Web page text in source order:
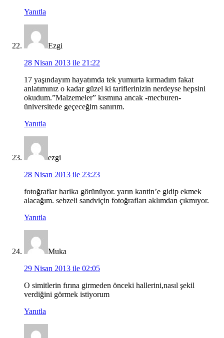
Yanıtla
Ezgi
28 Nisan 2013 ile 21:22
17 yaşındayım hayatımda tek yumurta kırmadım fakat
anlatımınız o kadar güzel ki tariflerinizin nerdeyse hepsini
okudum.”Malzemeler” kısmına ancak -mecburen-
üniversitede geçeceğim sanırım.
Yanıtla
ezgi
28 Nisan 2013 ile 23:23
fotoğraflar harika görünüyor. yarın kantin’e gidip ekmek
alacağım. sebzeli sandviçin fotoğrafları aklımdan çıkmıyor.
Yanıtla
Muka
29 Nisan 2013 ile 02:05
O simitlerin fırına girmeden önceki hallerini,nasıl şekil
verdiğini görmek istiyorum
Yanıtla